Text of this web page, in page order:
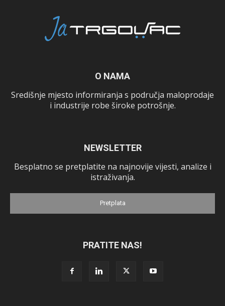
O NAMA
Središnje mjesto informiranja s područja maloprodaje
i industrije robe široke potrošnje.
NEWSLETTER
Besplatno se pretplatite na najnovije vijesti, analize i
istraživanja.
Pretplata
PRATITE NAS!